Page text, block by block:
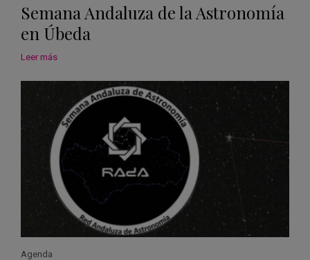
Semana Andaluza de la Astronomía
en Úbeda
Leer más
Agenda